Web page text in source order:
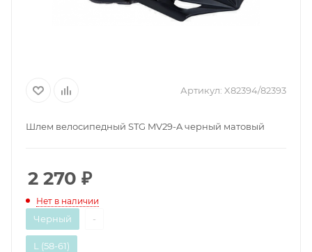
Артикул: X82394/82393
Шлем велосипедный STG MV29-A черный матовый
2 270 ₽
Нет в наличии
Черный -
L (58-61)